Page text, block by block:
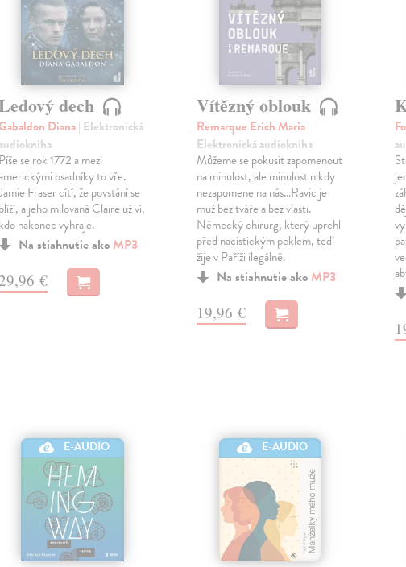
dech
Diana| Elektronická
audiokniha
Píše se rok 1772 a mezi
osadníky to vře.
Fraser cítí, že povstání se
blíží, a jeho milovaná Claire už ví,
kdo nakonec vyhraje.
Na stiahnutie ako MP3
€
Vítězný oblouk
Remarque Erich Maria|
Elektronická audiokniha
Můžeme se pokusit zapomenout
na minulost, ale minulost nikdy
nezapomene na nás…Ravic je
muž bez tváře a bez vlasti.
Německý chirurg, který uprchl
před nacistickým peklem, teď
žije v Paříži ilegálně.
Na stiahnutie ako MP3
19,96 €
E-AUDIO E-AUDIO